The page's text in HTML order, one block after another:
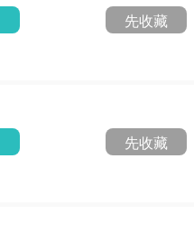
先收藏
先收藏